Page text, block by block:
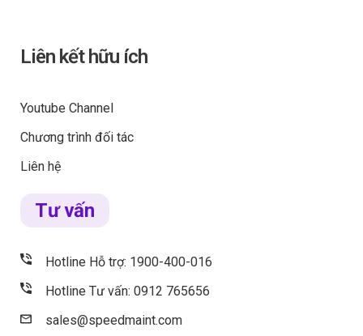
Liên kết hữu ích
Youtube Channel
Chương trình đối tác
Liên hệ
Tư vấn
Hotline Hỗ trợ: 1900-400-016
Hotline Tư vấn: 0912 765656
sales@speedmaint.com